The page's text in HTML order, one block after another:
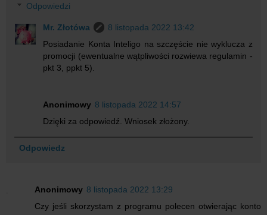
Odpowiedzi
Mr. Złotówa
8 listopada 2022 13:42
Posiadanie Konta Inteligo na szczęście nie wyklucza z
promocji (ewentualne wątpliwości rozwiewa regulamin -
pkt 3, ppkt 5).
Anonimowy 8 listopada 2022 14:57
Dzięki za odpowiedź. Wniosek złożony.
Odpowiedz
Anonimowy 8 listopada 2022 13:29
Czy jeśli skorzystam z programu polecen otwierając konto